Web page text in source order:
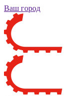
Ваш город